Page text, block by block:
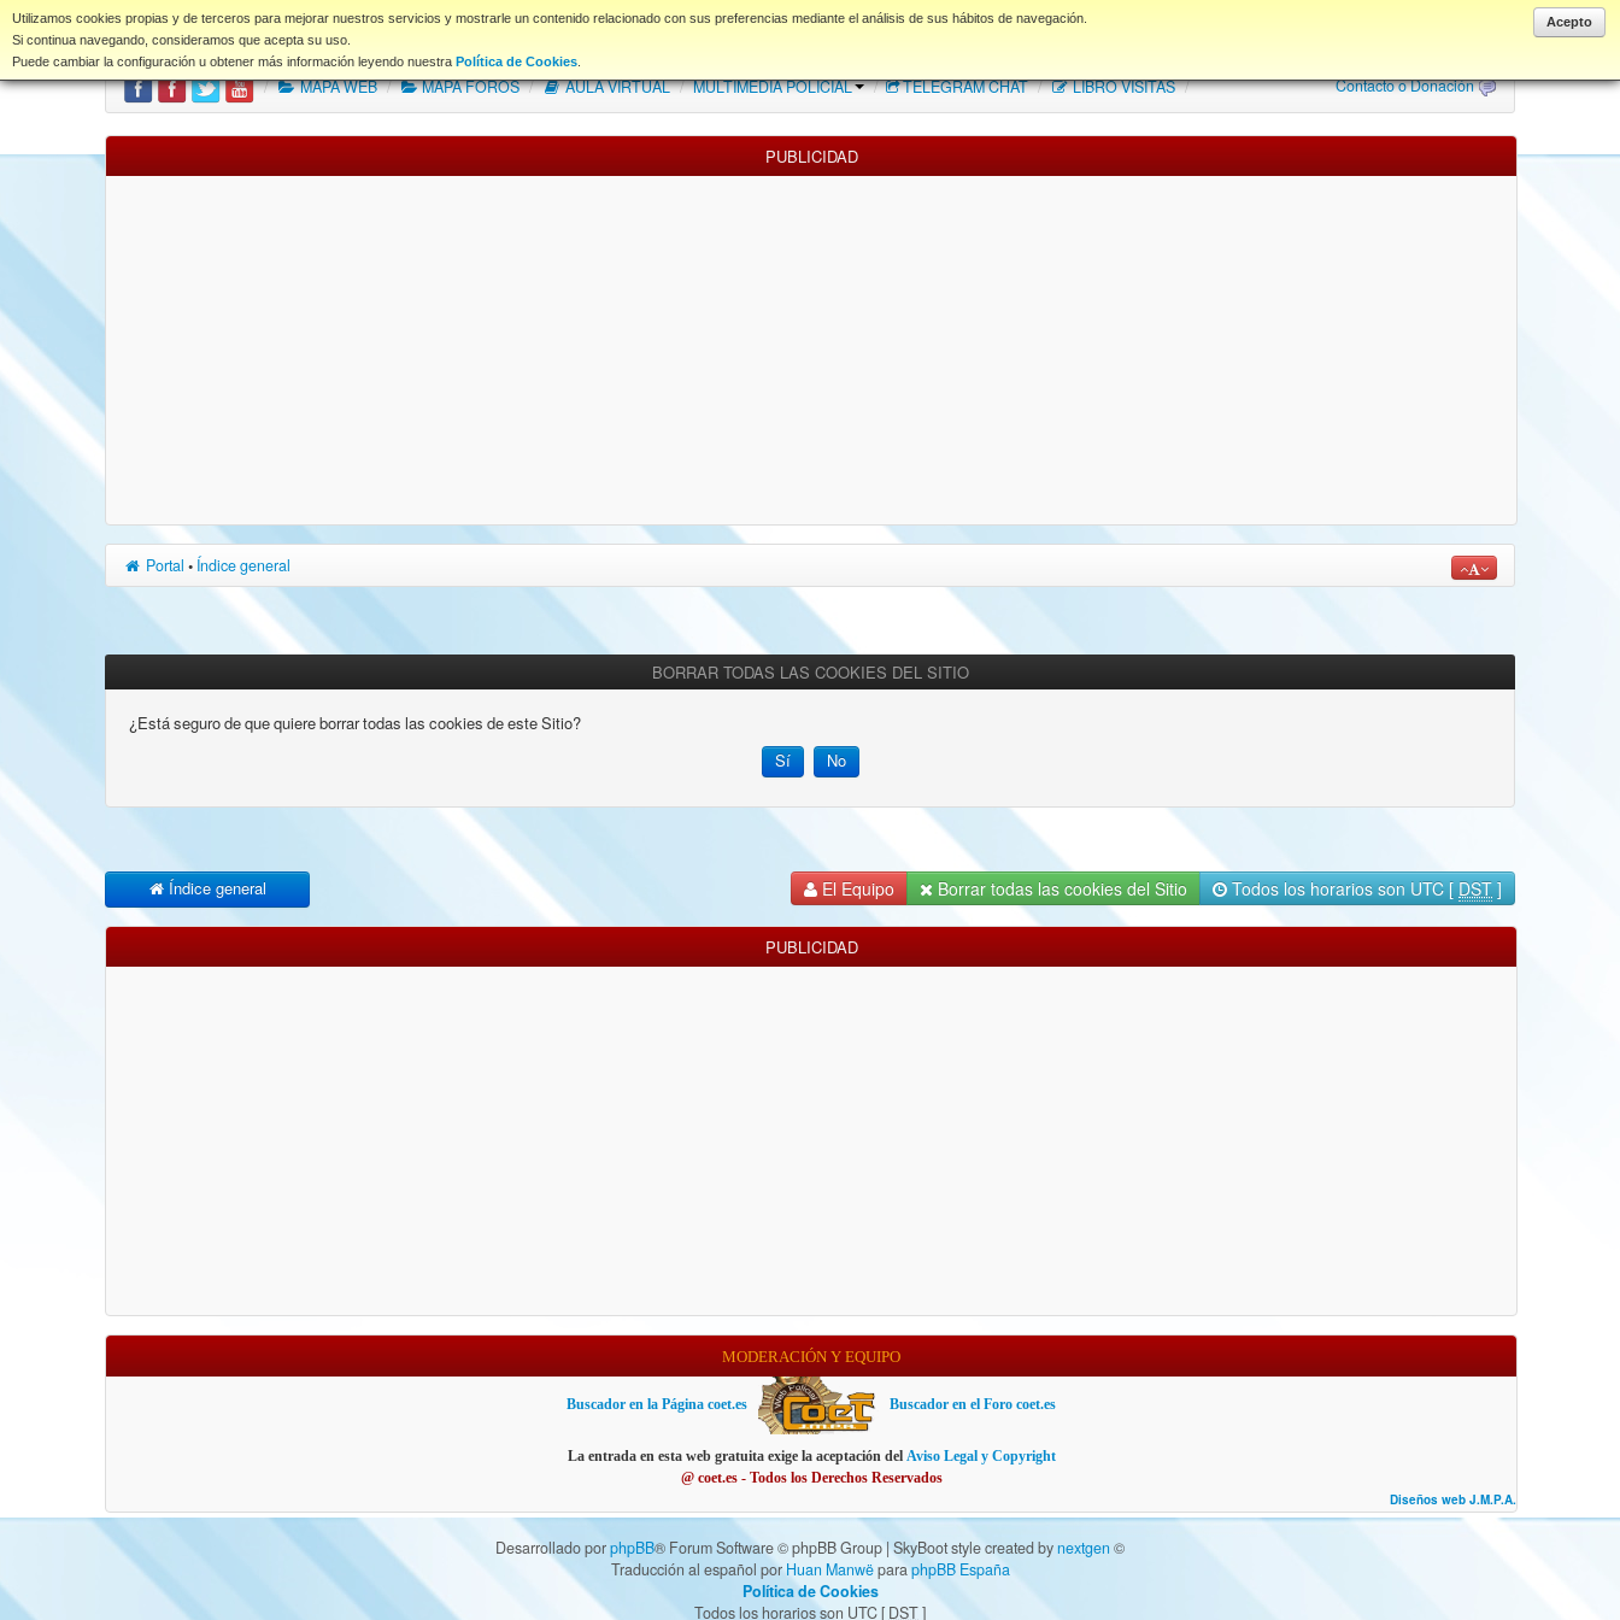
Acepto
Utilizamos cookies propias y de terceros para mejorar nuestros servicios y mostrarle un contenido relacionado con sus preferencias mediante el análisis de sus hábitos de navegación.
Si continua navegando, consideramos que acepta su uso.
Puede cambiar la configuración u obtener más información leyendo nuestra Política de Cookies
www.coet.es Portal Índice Foros FAQ NORMAS FORO Descargas
/ MAPA WEB / MAPA FOROS / AULA VIRTUAL / MULTIMEDIA POLICIAL / TELEGRAM CHAT / LIBRO VISITAS / Contacto o Donación
PUBLICIDAD
Portal • Índice general
BORRAR TODAS LAS COOKIES DEL SITIO
¿Está seguro de que quiere borrar todas las cookies de este Sitio?
Índice general El Equipo Borrar todas las cookies del Sitio Todos los horarios son UTC [ DST ]
PUBLICIDAD
MODERACIÓN Y EQUIPO
Buscador en la Página coet.es Buscador en el Foro coet.es
La entrada en esta web gratuita exige la aceptación del Aviso Legal y Copyright
@ coet.es - Todos los Derechos Reservados
Diseños web J.M.P.A.
Desarrollado porphpBB® Forum Software © phpBB Group | SkyBoot style created bynextgen ©
Traducción al español porHuan ManwëparaphpBB España
Política de Cookies
Todos los horarios son UTC [ DST]